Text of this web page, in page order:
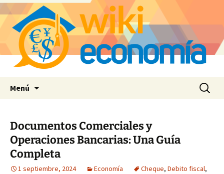
Menú Buscar:
Documentos Comerciales y
Operaciones Bancarias: Una Guía
Completa
1 septiembre, 2024 Economía Cheque, Debito fiscal,